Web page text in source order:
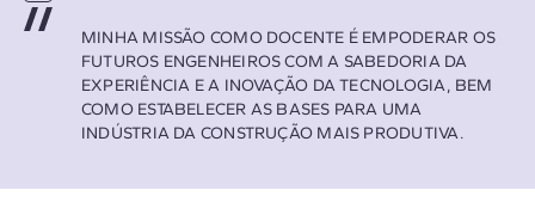
MINHA MISSÃO COMO DOCENTE É EMPODERAR OS
FUTUROS ENGENHEIROS COM A SABEDORIA DA
EXPERIÊNCIA E A INOVAÇÃO DA TECNOLOGIA, BEM
COMO ESTABELECER AS BASES PARA UMA
INDÚSTRIA DA CONSTRUÇÃO MAIS PRODUTIVA.